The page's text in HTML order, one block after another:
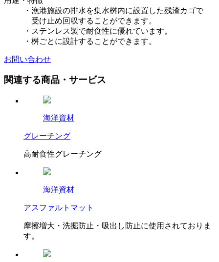
・漁港施設の排水を集水桝内に設置した残渣カゴで
受け止め回収することができます。
・ステンレス製で耐食性に優れています。
・桝ごとに設計することができます。
お問い合わせ
関連する商品・サービス
海洋資材
グレーチング
高耐食性グレーチング
海洋資材
アスファルトマット
摩擦増大・洗掘防止・吸出し防止に使用されておりま
す。